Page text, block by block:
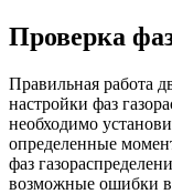
Проверка
Правильная работа
настройки фаз
необходимо
определенные
фаз
возможные ошибки в